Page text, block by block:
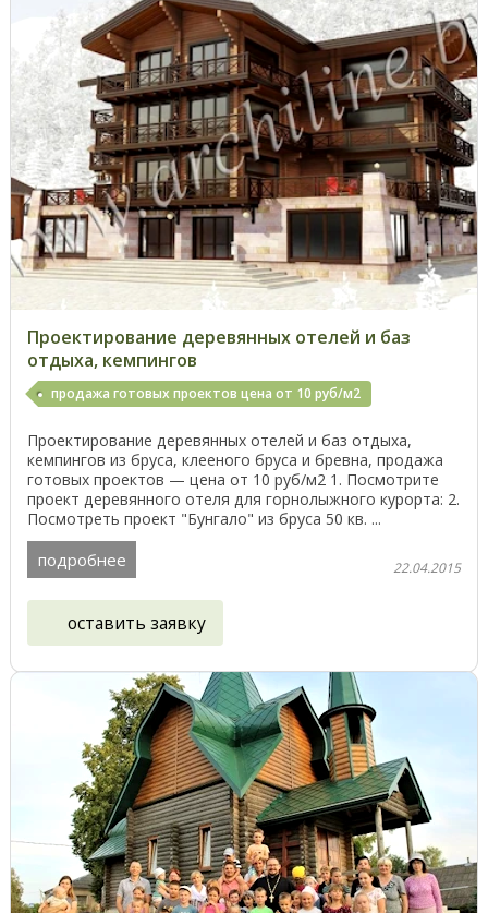
Проектирование деревянных отелей и баз
отдыха, кемпингов
продажа готовых проектов цена от 10 руб/м2
Проектирование деревянных отелей и баз отдыха,
кемпингов из бруса, клееного бруса и бревна, продажа
готовых проектов — цена от 10 руб/м2 1. Посмотрите
проект деревянного отеля для горнолыжного курорта: 2.
Посмотреть проект "Бунгало" из бруса 50 кв. ...
подробнее 22.04.2015
оставить заявку